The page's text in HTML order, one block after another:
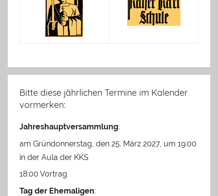
Bitte diese jährlichen Termine im Kalender
vormerken:
Jahreshauptversammlung:
am Gründonnerstag, den 25. März 2027, um 19:00
in der Aula der KKS
18:00 Vortrag
Tag der Ehemaligen: